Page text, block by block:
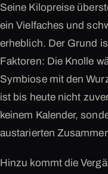
Seine Kilopreise
ein Vielfaches und
erheblich. Der Grund
Faktoren: Die Knolle
Symbiose mit den
ist bis heute nicht
keinem Kalender,
austarierten
Hinzu kommt die